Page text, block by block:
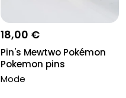
18,00 €
Pin's Mewtwo Pokémon
Pokemon pins
Mode